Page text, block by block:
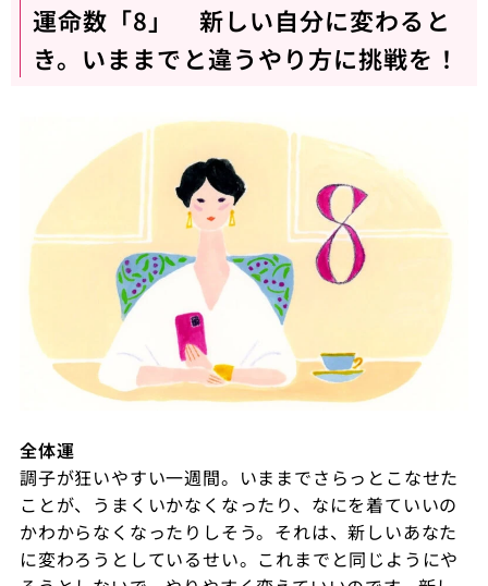
運命数「8」 新しい自分に変わると
き。いままでと違うやり方に挑戦を！
全体運
調子が狂いやすい一週間。いままでさらっとこなせた
ことが、うまくいかなくなったり、なにを着ていいの
かわからなくなったりしそう。それは、新しいあなた
に変わろうとしているせい。これまでと同じようにや